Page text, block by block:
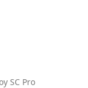
SC Pro